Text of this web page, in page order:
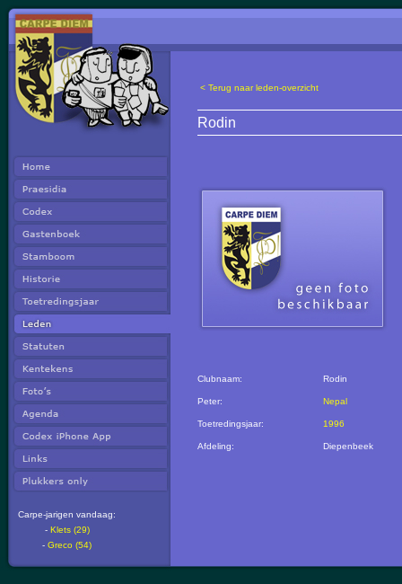
Carpe-jarigen vandaag:
- Klets (29)
- Greco (54)
< Terug naar leden-overzicht
Rodin
Clubnaam: Rodin
Peter: Nepal
Toetredingsjaar: 1996
Afdeling: Diepenbeek